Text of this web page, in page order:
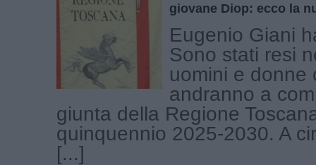
giovane Diop: ecco la
Eugenio Giani
Sono stati resi
uomini e donne
andranno a
giunta della Regione
quinquennio 2025-2030. A
[...]